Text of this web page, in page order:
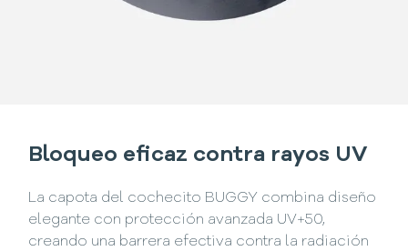
Bloqueo eficaz contra rayos UV
La capota del cochecito BUGGY combina diseño
elegante con protección avanzada UV+50,
creando una barrera efectiva contra la radiación